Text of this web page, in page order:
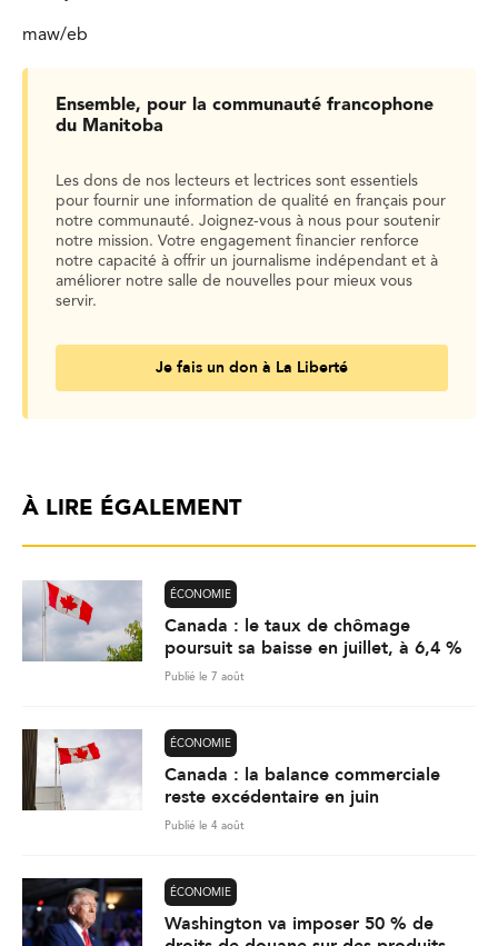
maw/eb
Ensemble, pour la communauté francophone
du Manitoba
Les dons de nos lecteurs et lectrices sont essentiels
pour fournir une information de qualité en français pour
notre communauté. Joignez-vous à nous pour soutenir
notre mission. Votre engagement financier renforce
notre capacité à offrir un journalisme indépendant et à
améliorer notre salle de nouvelles pour mieux vous
servir.
Je fais un don à La Liberté
À LIRE ÉGALEMENT
ÉCONOMIE
Canada : le taux de chômage
poursuit sa baisse en juillet, à 6,4 %
Publié le 7 août
ÉCONOMIE
Canada : la balance commerciale
reste excédentaire en juin
Publié le 4 août
ÉCONOMIE
Washington va imposer 50 % de